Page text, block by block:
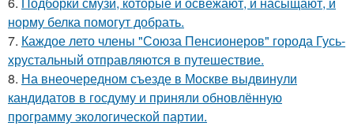
норму белка помогут добрать.
7. Каждое лето члены "Союза Пенсионеров" города Гусь-
хрустальный отправляются в путешествие.
8. На внеочередном съезде в Москве выдвинули
кандидатов в госдуму и приняли обновлённую
программу экологической партии.